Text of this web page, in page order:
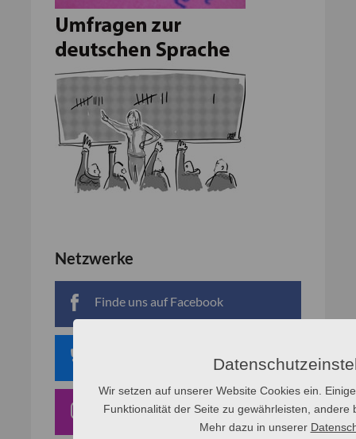
Netzwerke
Finde uns auf Facebook
Finde uns auf Bluesky
Finde uns auf Instagram
Wir setzen auf unserer Website Cookies ein.
Funktionalität der Seite zu gewährleisten, andere
Mehr dazu in unserer